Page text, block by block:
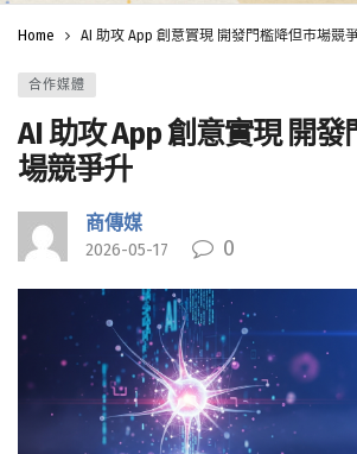
Home AI 助攻 App 創意實現 開發門檻降但市場競
合作媒體
AI 助攻 App 創意實現 開發
場競爭升
商傳媒
2026-05-17 0